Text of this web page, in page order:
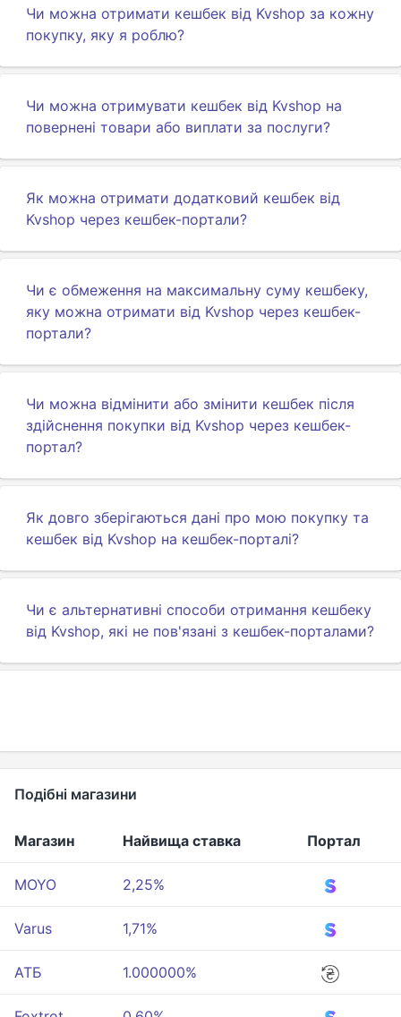
Чи можна отримати кешбек від Kvshop за кожну
покупку, яку я роблю?
Чи можна отримувати кешбек від Kvshop на
повернені товари або виплати за послуги?
Як можна отримати додатковий кешбек від
Kvshop через кешбек-портали?
Чи є обмеження на максимальну суму кешбеку,
яку можна отримати від Kvshop через кешбек-
портали?
Чи можна відмінити або змінити кешбек після
здійснення покупки від Kvshop через кешбек-
портал?
Як довго зберігаються дані про мою покупку та
кешбек від Kvshop на кешбек-порталі?
Чи є альтернативні способи отримання кешбеку
від Kvshop, які не пов'язані з кешбек-порталами?
Подібні магазини
Магазин Найвища ставка Портал
MOYO 2,25%
Varus 1,71%
АТБ 1.000000%